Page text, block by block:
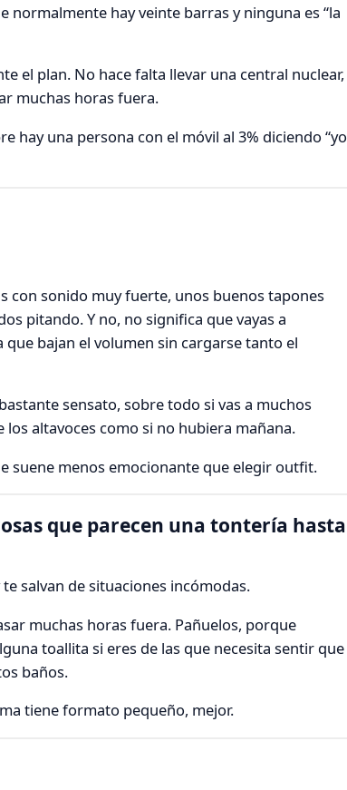
normalmente hay veinte barras y ninguna es “la
el plan. No hace falta llevar una central nuclear,
muchas horas fuera.
hay una persona con el móvil al 3% diciendo “yo
con sonido muy fuerte, unos buenos tapones
pitando. Y no, no significa que vayas a
bajan el volumen sin cargarse tanto el
sensato, sobre todo si vas a muchos
los altavoces como si no hubiera mañana.
suene menos emocionante que elegir outfit.
que parecen una tontería hasta
salvan de situaciones incómodas.
muchas horas fuera. Pañuelos, porque
toallita si eres de las que necesita sentir que
baños.
tiene formato pequeño, mejor.